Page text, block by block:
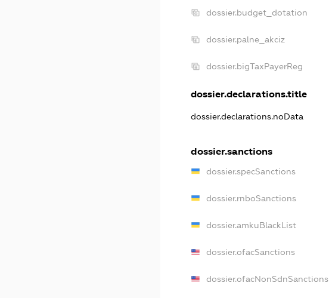
dossier.budget_dotation
dossier.palne_akciz
dossier.bigTaxPayerReg
dossier.declarations.title
dossier.declarations.noData
dossier.sanctions
dossier.specSanctions
dossier.rnboSanctions
dossier.amkuBlackList
dossier.ofacSanctions
dossier.ofacNonSdnSanctions